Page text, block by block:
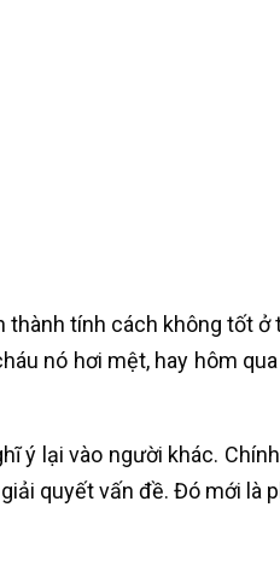
tính cách không tốt
nó hơi mệt, hay hôm
ý lại vào người khác.
quyết vấn đề. Đó mới là